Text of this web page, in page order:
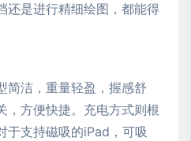
还是进行精细绘图，都能得
简洁，重量轻盈，握感舒
，方便快捷。充电方式则根
于支持磁吸的iPad，可吸